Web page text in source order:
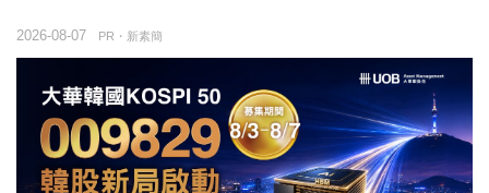
PR・新素簡
2026-08-07